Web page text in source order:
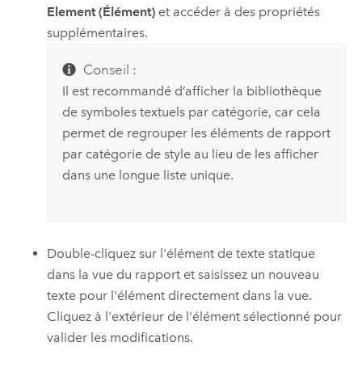
Element (Élément) et accéder à des propriétés
supplémentaires.
Conseil :
Il est recommandé d’afficher la bibliothèque
de symboles textuels par catégorie, car cela
permet de regrouper les éléments de rapport
par catégorie de style au lieu de les afficher
dans une longue liste unique.
Double-cliquez sur l'élément de texte statique
dans la vue du rapport et saisissez un nouveau
texte pour l'élément directement dans la vue.
Cliquez à l'extérieur de l'élément sélectionné pour
valider les modifications.